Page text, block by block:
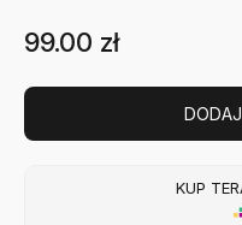
99.00 zł
KUP